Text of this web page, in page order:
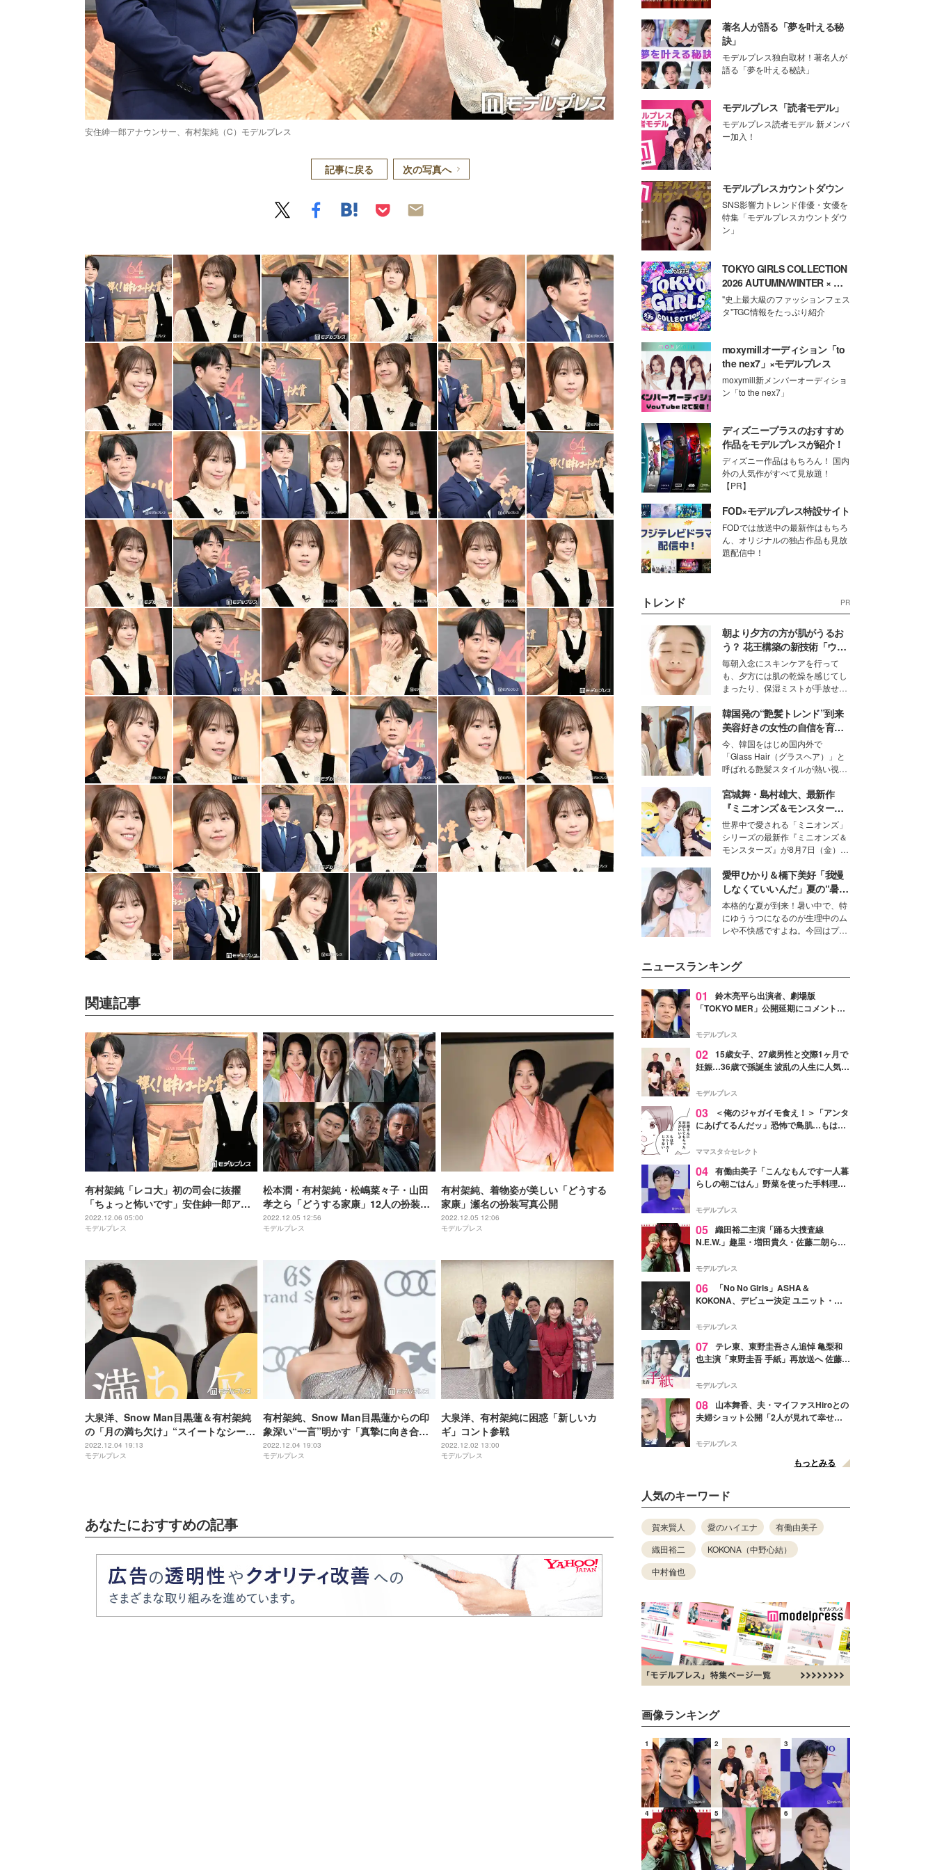
安住紳一郎アナウンサー、有村架純（C）モデルプレス
記事に戻る 次の写真へ
関連記事
有村架純「レコ大」初の司会に抜擢
「ちょっと怖いです」安住紳一郎アナ
は11年連続総合司会
2022.12.06 05:00
モデルプレス
松本潤・有村架純・松嶋菜々子・山田
孝之ら「どうする家康」12人の扮装写
真公開
2022.12.05 12:56
モデルプレス
有村架純、着物姿が美しい「どうする
家康」瀬名の扮装写真公開
2022.12.05 12:06
モデルプレス
大泉洋、Snow Man目黒蓮＆有村架純
の「月の満ち欠け」“スイートなシー
ン”に胸キュン「なんて素敵」
2022.12.04 19:13
モデルプレス
有村架純、Snow Man目黒蓮からの印
象深い“一言”明かす「真摯に向き合わ
れている方」
2022.12.04 19:03
モデルプレス
大泉洋、有村架純に困惑「新しいカ
ギ」コント参戦
2022.12.02 13:00
モデルプレス
あなたにおすすめの記事
著名人が語る「夢を叶える秘
訣」
モデルプレス独自取材！著名人が
語る「夢を叶える秘訣」
モデルプレス「読者モデル」
モデルプレス読者モデル 新メンバ
ー加入！
モデルプレスカウントダウン
SNS影響力トレンド俳優・女優を
特集「モデルプレスカウントダウ
ン」
TOKYO GIRLS COLLECTION
2026 AUTUMN/WINTER × モ
デルプレス
"史上最大級のファッションフェス
タ"TGC情報をたっぷり紹介
moxymillオーディション「to
the nex7」×モデルプレス
moxymill新メンバーオーディショ
ン「to the nex7」
ディズニープラスのおすすめ
作品をモデルプレスが紹介！
ディズニー作品はもちろん！ 国内
外の人気作がすべて見放題！
【PR】
FOD×モデルプレス特設サイト
FODでは放送中の最新作はもちろ
ん、オリジナルの独占作品も見放
題配信中！
トレンド PR
朝より夕方の方が肌がうるお
う？ 花王構築の新技術「ウォ
ーターキャプチャリングスキ
ン（捕水肌）」がスキンケア
の常識を変える予感
毎朝入念にスキンケアを行って
も、夕方には肌の乾燥を感じてし
まったり、保湿ミストが手放せな
な美容の常識を大きく変える可能
性を秘めた、革新的な「Water
Capturing Skin（ウォーターキャ
プチャリングスキン：捕水肌）」
技術を、花王が構築した。
韓国発の“艶髪トレンド”到来
美容好きの女性の自信を育む
「ヘアケア事情」って？
今、韓国をはじめ国内外で
「Glass Hair（グラスヘア）」と
呼ばれる艶髪スタイルが熱い視線
ションの完成度を高めるベースと
して、“髪そのものの美しさ”に改
めて注目する人が増えている様
子。今回は、そんな憧れの艶やか
な髪を日常で叶える、美容好きの
女性たちのヘアケア事情を紹介し
ます。
宮城舞・島村雄大、最新作
『ミニオンズ＆モンスター
ズ』の魅力熱弁 ハチャメチャ
だけじゃない“友情と絆”に感
動
世界中で愛される「ミニオンズ」
シリーズの最新作『ミニオンズ＆
モンスターズ』が8月7日（金）に
ニオン好き”という共通点を持つモ
デルの宮城舞と島村雄大の特別対
談をお届け！それぞれの視点か
ら、今作ならではの魅力や予想外
の感動をもたらす奥深いストーリ
ーについて熱く語り合ってもらっ
愛甲ひかり＆橋下美好「我慢
しなくていいんだ」夏の“暑さ
対策”の新しい選択肢とは？
本格的な夏が到来！暑い中で、特
にゆううつになるのが生理中のム
レや不快感ですよね。今回はプラ
好さんを迎えて本音で女子会トー
ク。猛暑のお出かけを快適に過ご
すヒントや、2人が感動した夏の
生理の新常識にも迫りました。
ニュースランキング
01
鈴木亮平ら出演者、劇場版
「TOKYO MER」公開延期にコメント
最大の敬意とエールを」
モデルプレス
02 15歳女子、27歳男性と交際1ヶ月で
妊娠…36歳で孫誕生 波乱の人生に人気タ
よ！」
モデルプレス
03
＜俺のジャガイモ食え！＞「アンタ
にあげてるんだッ」恐怖で鳥肌…もはや
ママスタ☆セレクト
04 有働由美子「こんなもんです一人暮
らしの朝ごはん」野菜を使った手料理公
そう」と反響
モデルプレス
05 織田裕二主演「踊る大捜査線
N.E.W.」趣里・増田貴久・佐藤二朗ら新
徴する“謎のキーワード”も
モデルプレス
06
「No No Girls」ASHA＆
KOKONA、デビュー決定 ユニット・
リリースへ
モデルプレス
07 テレ東、東野圭吾さん追悼 亀梨和
也主演「東野圭吾 手紙」再放送へ 佐藤隆
モデルプレス
08
山本舞香、夫・マイファスHiroとの
夫婦ショット公開「2人が見れて幸せ」
モデルプレス
もっとみる
人気のキーワード
賀来賢人 愛のハイエナ
有働由美子
織田裕二
KOKONA（中野心結）
中村倫也
画像ランキング
1 2 3
4 5 6